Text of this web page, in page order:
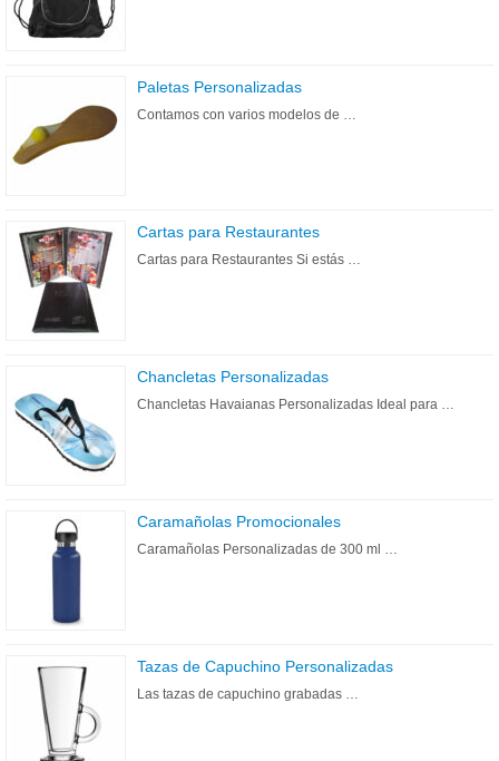
Paletas Personalizadas
Contamos con varios modelos de …
Cartas para Restaurantes
Cartas para Restaurantes Si estás …
Chancletas Personalizadas
Chancletas Havaianas Personalizadas Ideal para …
Caramañolas Promocionales
Caramañolas Personalizadas de 300 ml …
Tazas de Capuchino Personalizadas
Las tazas de capuchino grabadas …